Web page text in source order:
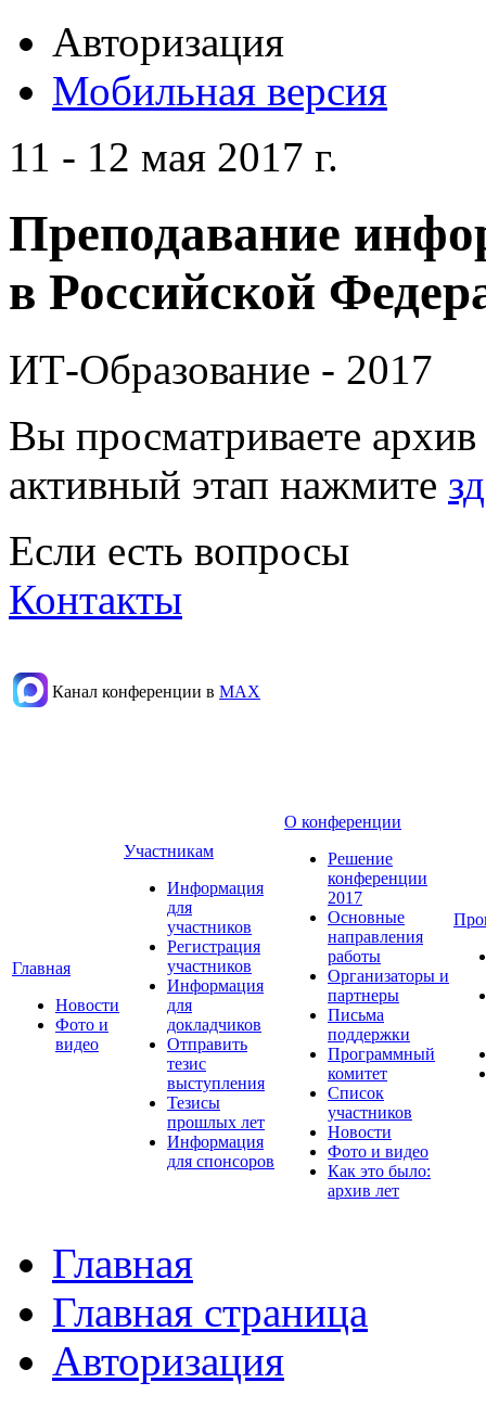
Авторизация
Мобильная версия
11 - 12 мая 2017 г.
Преподавание
в Российской
ИТ-Образование - 2017
Вы просматриваете
активный этап нажмите
Если есть вопросы
Контакты
Канал конференции в МАХ
Главная
Новости
Фото и
видео
Участникам
Информация
для
участников
Регистрация
участников
Информация
для
докладчиков
Отправить
тезис
выступления
Тезисы
прошлых лет
Информация
для спонсоров
О конференции
Решение
конференции
2017
Основные
направления
работы
Организаторы и
партнеры
Письма
поддержки
Программный
комитет
Список
участников
Новости
Фото и видео
Как это было:
архив лет
Главная
Главная страница
Авторизация